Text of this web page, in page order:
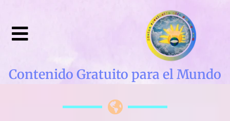
Contenido Gratuito para el Mundo